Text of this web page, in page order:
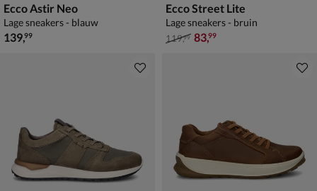
Ecco Astir Neo
Lage sneakers - blauw
€ 139,99
139,99
Ecco Street Lite
Lage sneakers - bruin
van € 119,99 voor € 83,99
119,99 83,99